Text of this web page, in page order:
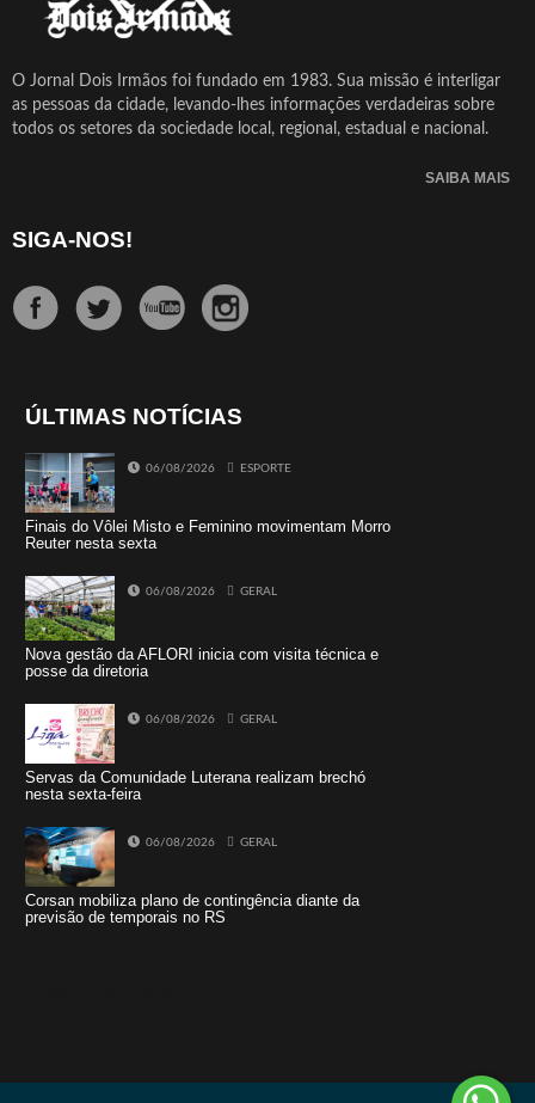
O Jornal Dois Irmãos foi fundado em 1983. Sua missão é interligar
as pessoas da cidade, levando-lhes informações verdadeiras sobre
todos os setores da sociedade local, regional, estadual e nacional.
SAIBA MAIS
SIGA-NOS!
ÚLTIMAS NOTÍCIAS
06/08/2026 ESPORTE
Finais do Vôlei Misto e Feminino movimentam Morro
Reuter nesta sexta
06/08/2026 GERAL
Nova gestão da AFLORI inicia com visita técnica e
posse da diretoria
06/08/2026 GERAL
Servas da Comunidade Luterana realizam brechó
nesta sexta-feira
06/08/2026 GERAL
Corsan mobiliza plano de contingência diante da
previsão de temporais no RS